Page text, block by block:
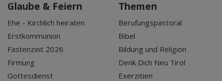
Glaube & Feiern
Ehe - Kirchlich heiraten
Erstkommunion
Fastenzeit 2026
Firmung
Gottesdienst
Themen
Berufungspastoral
Bibel
Bildung und Religion
Denk Dich Neu Tirol
Exerzitien